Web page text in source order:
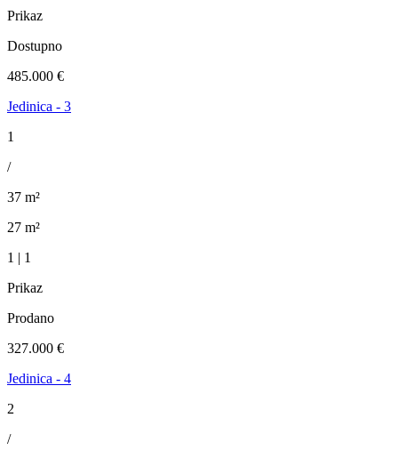
Prikaz
Dostupno
485.000 €
Jedinica - 3
1
/
37 m²
27 m²
1 | 1
Prikaz
Prodano
327.000 €
Jedinica - 4
2
/